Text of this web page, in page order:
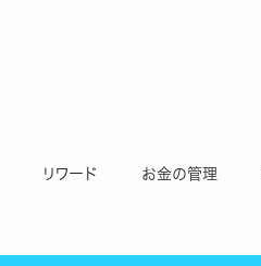
リワード お金の管理